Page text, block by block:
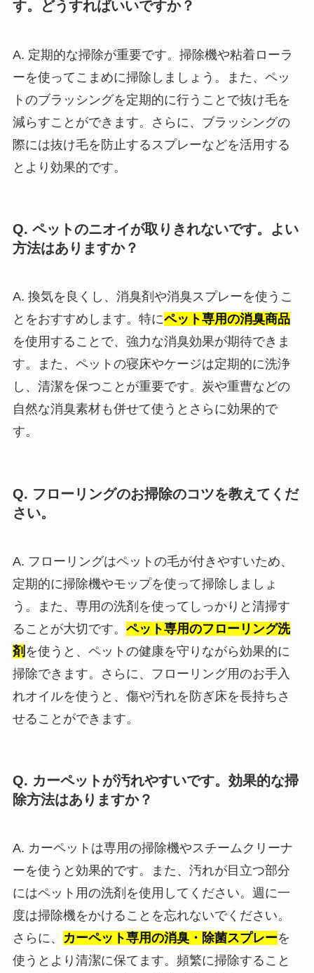
す。どうすればいいですか？
A. 定期的な掃除が重要です。掃除機や粘着ローラ
ーを使ってこまめに掃除しましょう。また、ペッ
トのブラッシングを定期的に行うことで抜け毛を
減らすことができます。さらに、ブラッシングの
際には抜け毛を防止するスプレーなどを活用する
とより効果的です。
Q. ペットのニオイが取りきれないです。よい
方法はありますか？
A. 換気を良くし、消臭剤や消臭スプレーを使うこ
とをおすすめします。特にペット専用の消臭商品
を使用することで、強力な消臭効果が期待できま
す。また、ペットの寝床やケージは定期的に洗浄
し、清潔を保つことが重要です。炭や重曹などの
自然な消臭素材も併せて使うとさらに効果的で
す。
Q. フローリングのお掃除のコツを教えてくだ
さい。
A. フローリングはペットの毛が付きやすいため、
定期的に掃除機やモップを使って掃除しましょ
う。また、専用の洗剤を使ってしっかりと清掃す
ることが大切です。 ペット専用のフローリング洗
剤 を使うと、ペットの健康を守りながら効果的に
掃除できます。さらに、フローリング用のお手入
れオイルを使うと、傷や汚れを防ぎ床を長持ちさ
せることができます。
Q. カーペットが汚れやすいです。効果的な掃
除方法はありますか？
A. カーペットは専用の掃除機やスチームクリーナ
ーを使うと効果的です。また、汚れが目立つ部分
にはペット用の洗剤を使用してください。週に一
度は掃除機をかけることを忘れないでください。
さらに、
カーペット専用の消臭・除菌スプレーを
使うとより清潔に保てます。頻繁に掃除すること